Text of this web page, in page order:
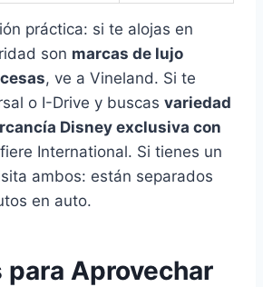
práctica: si te alojas en
son marcas de lujo
, ve a Vineland. Si te
o I-Drive y buscas variedad
Disney exclusiva con
International. Si tienes un
ambos: están separados
en auto.
para Aprovechar